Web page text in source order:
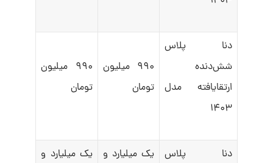
دنا پلاس
شش‌دنده‌‌
ارتقایافته مدل
۱۴۰۳
۹۹۰ میلیون
تومان
۹۹۰ میلیون
تومان
دنا پلاس
یک میلیارد و
یک میلیارد و